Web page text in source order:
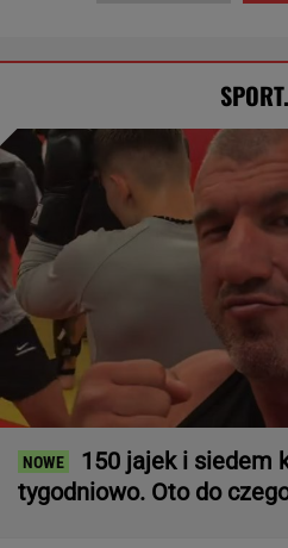
150 jajek i siedem
tygodniowo. Oto do